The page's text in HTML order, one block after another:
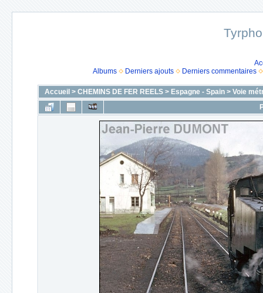
Albums
Derniers ajouts Derniers commentaires
Accueil > CHEMINS DE FER REELS> Espagne - Spain> Voie